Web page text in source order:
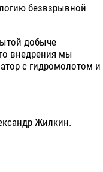
безвзрывной
добыче
внедрения мы
с гидромолотом и
Жилкин.